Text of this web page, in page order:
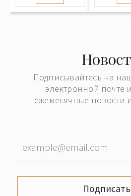
Подписывайтесь на
электронной почте
ежемесячные новости